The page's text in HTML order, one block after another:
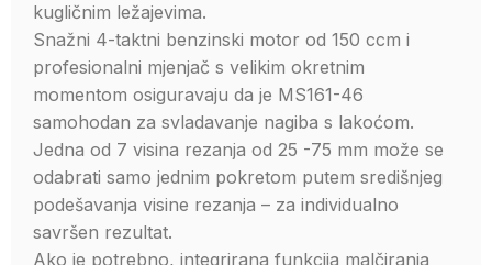
kugličnim ležajevima.
Snažni 4-taktni benzinski motor od 150 ccm i
profesionalni mjenjač s velikim okretnim
momentom osiguravaju da je MS161-46
samohodan za svladavanje nagiba s lakoćom.
Jedna od 7 visina rezanja od 25 -75 mm može se
odabrati samo jednim pokretom putem središnjeg
podešavanja visine rezanja – za individualno
savršen rezultat.
Ako je potrebno, integrirana funkcija malčiranja